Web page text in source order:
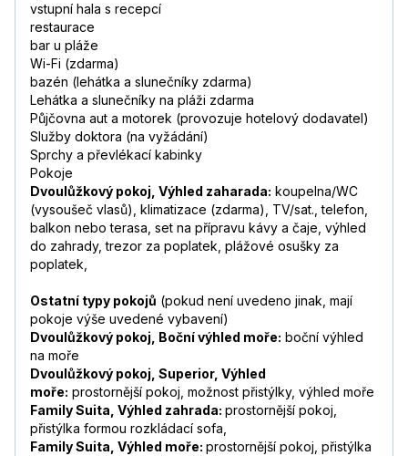
vstupní hala s recepcí
restaurace
bar u pláže
Wi-Fi (zdarma)
bazén (lehátka a slunečníky zdarma)
Lehátka a slunečníky na pláži zdarma
Půjčovna aut a motorek (provozuje hotelový dodavatel)
Služby doktora (na vyžádání)
Sprchy a převlékací kabinky
Pokoje
Dvoulůžkový pokoj, Výhled zaharada: koupelna/WC
(vysoušeč vlasů), klimatizace (zdarma), TV/sat., telefon,
balkon nebo terasa, set na přípravu kávy a čaje, výhled
do zahrady, trezor za poplatek, plážové osušky za
poplatek,
Ostatní typy pokojů (pokud není uvedeno jinak, mají
pokoje výše uvedené vybavení)
Dvoulůžkový pokoj, Boční výhled moře: boční výhled
na moře
Dvoulůžkový pokoj, Superior, Výhled
moře: prostornější pokoj, možnost přistýlky, výhled moře
Family Suita, Výhled zahrada: prostornější pokoj,
přistýlka formou rozkládací sofa,
Family Suita, Výhled moře: prostornější pokoj, přistýlka